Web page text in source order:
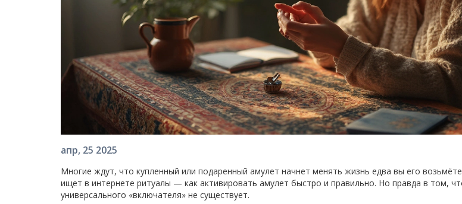
апр, 25 2025
Многие ждут, что купленный или подаренный амулет начнет менять жизнь едва вы его
ищет в интернете ритуалы — как активировать амулет быстро и правильно. Но правда в том,
универсального «включателя» не существует.